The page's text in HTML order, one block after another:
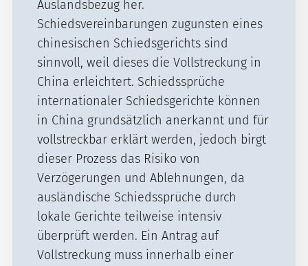
Auslandsbezug her.
Schiedsvereinbarungen zugunsten eines
chinesischen Schiedsgerichts sind
sinnvoll, weil dieses die Vollstreckung in
China erleichtert. Schiedssprüche
internationaler Schiedsgerichte können
in China grundsätzlich anerkannt und für
vollstreckbar erklärt werden, jedoch birgt
dieser Prozess das Risiko von
Verzögerungen und Ablehnungen, da
ausländische Schiedssprüche durch
lokale Gerichte teilweise intensiv
überprüft werden. Ein Antrag auf
Vollstreckung muss innerhalb einer